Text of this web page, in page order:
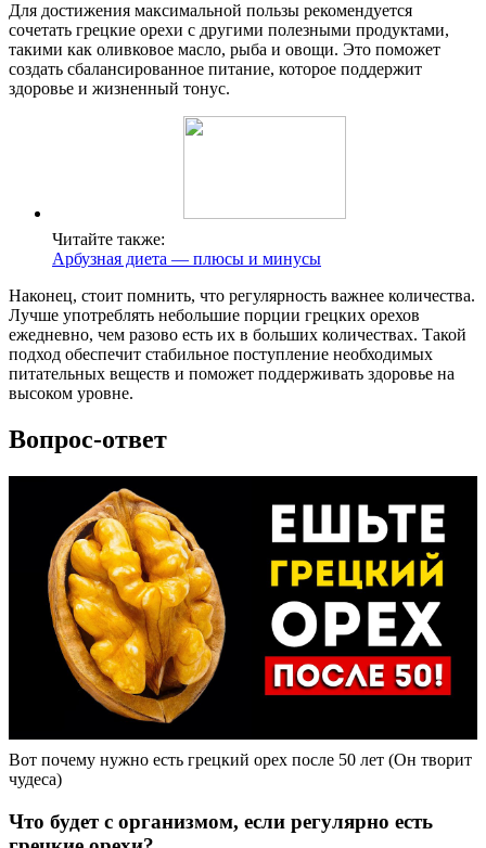
Для достижения максимальной пользы рекомендуется
сочетать грецкие орехи с другими полезными продуктами,
такими как оливковое масло, рыба и овощи. Это поможет
создать сбалансированное питание, которое поддержит
здоровье и жизненный тонус.
Читайте также:
Арбузная диета — плюсы и минусы
Наконец, стоит помнить, что регулярность важнее количества.
Лучше употреблять небольшие порции грецких орехов
ежедневно, чем разово есть их в больших количествах. Такой
подход обеспечит стабильное поступление необходимых
питательных веществ и поможет поддерживать здоровье на
высоком уровне.
Вопрос-ответ
Вот почему нужно есть грецкий орех после 50 лет (Он творит
чудеса)
Что будет с организмом, если регулярно есть